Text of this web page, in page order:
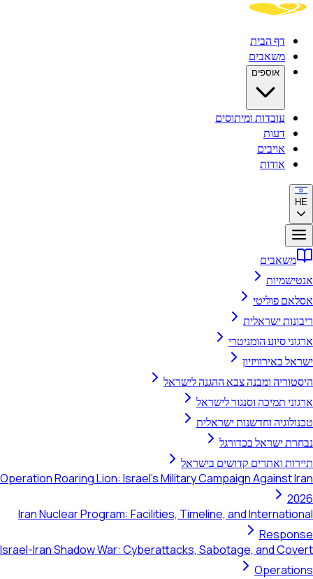
דף הבית
משאבים
אוספים
עובדות ומיתוסים
דעות
אויבים
אודות
HE
משאבים
אנטישמיות
אסלאם פוליטי
ריבונות ישראלית
ארגוני סיוע הומניטרי
ישראל באירוויזיון
היסטוריה ומבנה צבא ההגנה לישראל
ארגוני תמיכה וסנגור לישראל
טכנולוגיה וחדשנות ישראלית
נבחרת ישראל בכדורגל
תיירות ואתרים קדושים בישראל
Operation Roaring Lion: Israel's Military Campaign Against Iran
2026
Iran Nuclear Program: Facilities, Timeline, and International
Response
Israel-Iran Shadow War: Cyberattacks, Sabotage, and Covert
Operations